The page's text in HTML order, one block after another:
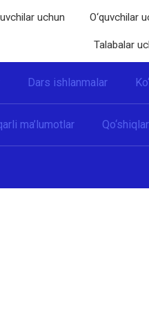
uchun O‘quvchilar
Talabalar
Dars ishlanmalar
ma’lumotlar